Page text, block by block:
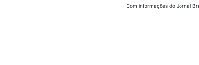
Com informações do Jornal